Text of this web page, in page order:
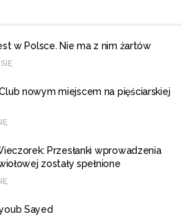
w Polsce. Nie ma z nim żartów
nowym miejscem na pięściarskiej
Przesłanki wprowadzenia
zostały spełnione
Sayed